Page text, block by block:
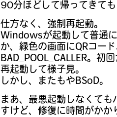
90分ほどして帰ってきて
仕方なく、強制再起動。
Windowsが起動して普通
か、緑色の画面にQRコー
BAD_POOL_CALLER。初
再起動して様子見。
しかし、またもやBSoD。
まあ、最悪起動しなくて
すけど、修復に時間がかか